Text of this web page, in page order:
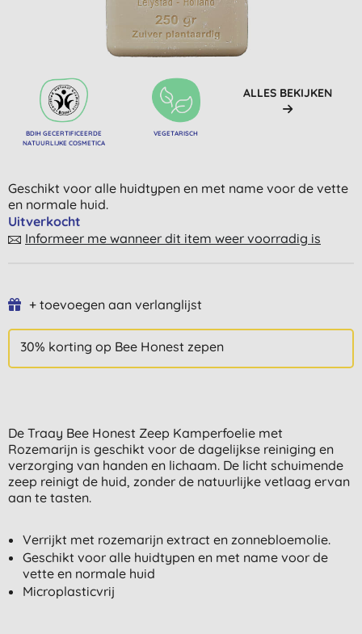
BDIH GECERTIFICEERDE
NATUURLIJKE COSMETICA
VEGETARISCH
ALLES BEKIJKEN
Geschikt voor alle huidtypen en met name voor de vette
en normale huid.
Uitverkocht
Informeer me wanneer dit item weer voorradig is
+ toevoegen aan verlanglijst
30% korting op Bee Honest zepen
De Traay Bee Honest Zeep Kamperfoelie met
Rozemarijn is geschikt voor de dagelijkse reiniging en
verzorging van handen en lichaam. De licht schuimende
zeep reinigt de huid, zonder de natuurlijke vetlaag ervan
aan te tasten.
Verrijkt met rozemarijn extract en zonnebloemolie.
Geschikt voor alle huidtypen en met name voor de
vette en normale huid
Microplasticvrij